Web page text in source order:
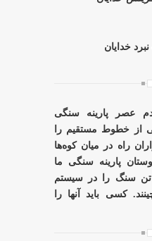
خدایان
عصر پارینه سنگی
از خطوط مستقیم را
راه در میان کوه‌ها
پارینه سنگی ما
تن سنگ را در سیستم
کسی باید آنها را